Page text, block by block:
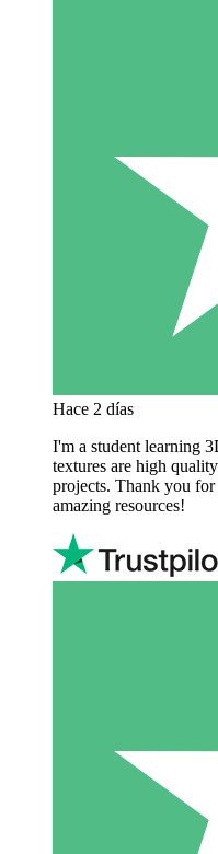
Hace 2 días
I'm a student learning
textures are high
projects. Thank you
amazing resources!